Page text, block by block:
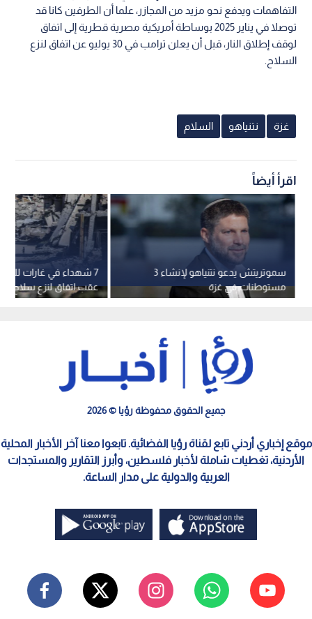
التفاهمات ويدفع نحو مزيد من المجازر، علما أن الطرفين كانا قد
توصلا في يناير 2025 بوساطة أمريكية مصرية قطرية إلى اتفاق
لوقف إطلاق النار، قبل أن يعلن ترامب في 30 يوليو عن اتفاق لنزع
السلاح.
غزة نتنياهو السلام
اقرأ أيضاً
7 شهداء في غارات
عقب اتفاق لنزع سلاح
سموتريتش يدعو نتنياهو لإنشاء 3
مستوطنات في غزة
جميع الحقوق محفوظة رؤيا © 2026
موقع إخباري أردني تابع لقناة رؤيا الفضائية. تابعوا معنا آخر الأخبار المحلية
الأردنية، تغطيات شاملة لأخبار فلسطين، وأبرز التقارير والمستجدات
العربية والدولية على مدار الساعة.